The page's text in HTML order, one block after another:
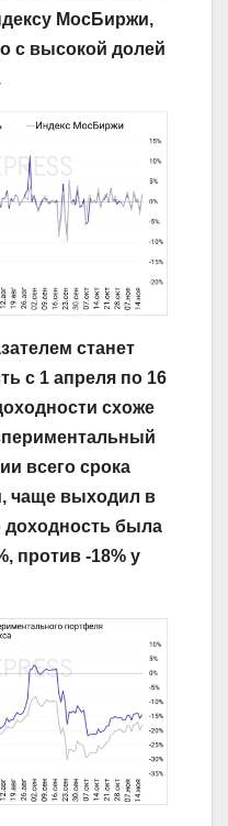
МосБиржи,
с высокой долей
станет
с 1 апреля по 16
схоже
всего срока
чаще выходил в
доходность была
против -18% у